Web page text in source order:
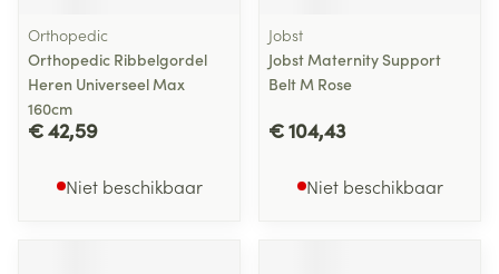
Orthopedic
Orthopedic Ribbelgordel
Heren Universeel Max
160cm
€ 42,59
Niet beschikbaar
Jobst
Jobst Maternity Support
Belt M Rose
€ 104,43
Niet beschikbaar